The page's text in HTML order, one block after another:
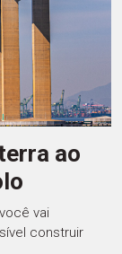
ao
vai
construir